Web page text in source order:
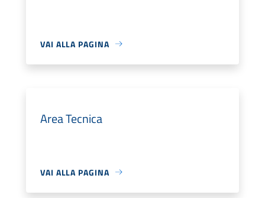
VAI ALLA PAGINA
Area Tecnica
VAI ALLA PAGINA